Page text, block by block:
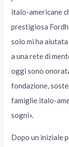
italo-americane
prestigiosa
solo mi ha
a una rete di
oggi sono
fondazione,
famiglie italo-
sogni».
Dopo un iniziale